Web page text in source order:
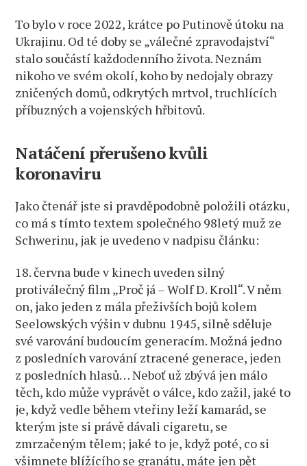
To bylo v roce 2022, krátce po Putinově útoku na
Ukrajinu. Od té doby se „válečné zpravodajství“
stalo součástí každodenního života. Neznám
nikoho ve svém okolí, koho by nedojaly obrazy
zničených domů, odkrytých mrtvol, truchlících
příbuzných a vojenských hřbitovů.
Natáčení přerušeno kvůli
koronaviru
Jako čtenář jste si pravděpodobně položili otázku,
co má s tímto textem společného 98letý muž ze
Schwerinu, jak je uvedeno v nadpisu článku:
18. června bude v kinech uveden silný
protiválečný film „Proč já – Wolf D. Kroll“. V něm
on, jako jeden z mála přeživších bojů kolem
Seelowských výšin v dubnu 1945, silně sděluje
své varování budoucím generacím. Možná jedno
z posledních varování ztracené generace, jeden
z posledních hlasů… Neboť už zbývá jen málo
těch, kdo může vyprávět o válce, kdo zažil, jaké to
je, když vedle během vteřiny leží kamarád, se
kterým jste si právě dávali cigaretu, se
zmrzačeným tělem; jaké to je, když poté, co si
všimnete blížícího se granátu, máte jen pět